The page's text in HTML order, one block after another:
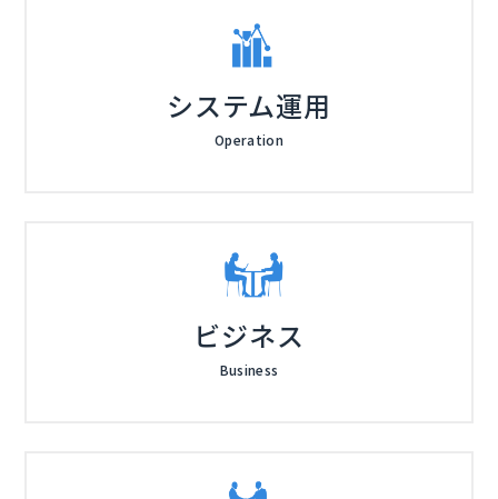
システム運用
Operation
ビジネス
Business